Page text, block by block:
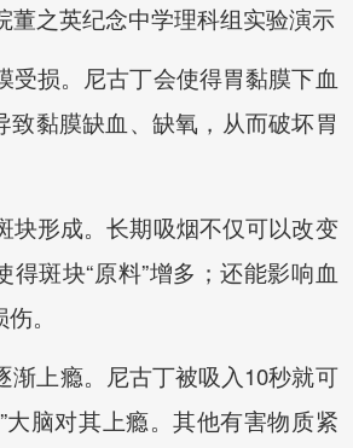
董之英纪念中学理科组实验演示
损。尼古丁会使得胃黏膜下血
致黏膜缺血、缺氧，从而破坏胃
形成。长期吸烟不仅可以改变
得斑块“原料”增多；还能影响血
。
上瘾。尼古丁被吸入10秒就可
大脑对其上瘾。其他有害物质紧